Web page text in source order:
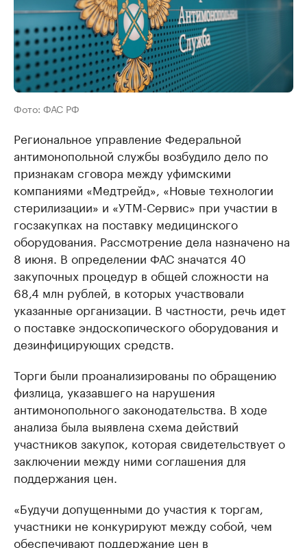
Фото: ФАС РФ
Региональное управление Федеральной
антимонопольной службы возбудило дело по
признакам сговора между уфимскими
компаниями «Медтрейд», «Новые технологии
стерилизации» и «УТМ-Сервис» при участии в
госзакупках на поставку медицинского
оборудования. Рассмотрение дела назначено на
8 июня. В определении ФАС значатся 40
закупочных процедур в общей сложности на
68,4 млн рублей, в которых участвовали
указанные организации. В частности, речь идет
о поставке эндоскопического оборудования и
дезинфицирующих средств.
Торги были проанализированы по обращению
физлица, указавшего на нарушения
антимонопольного законодательства. В ходе
анализа была выявлена схема действий
участников закупок, которая свидетельствует о
заключении между ними соглашения для
поддержания цен.
«Будучи допущенными до участия к торгам,
участники не конкурируют между собой, чем
обеспечивают поддержание цен в